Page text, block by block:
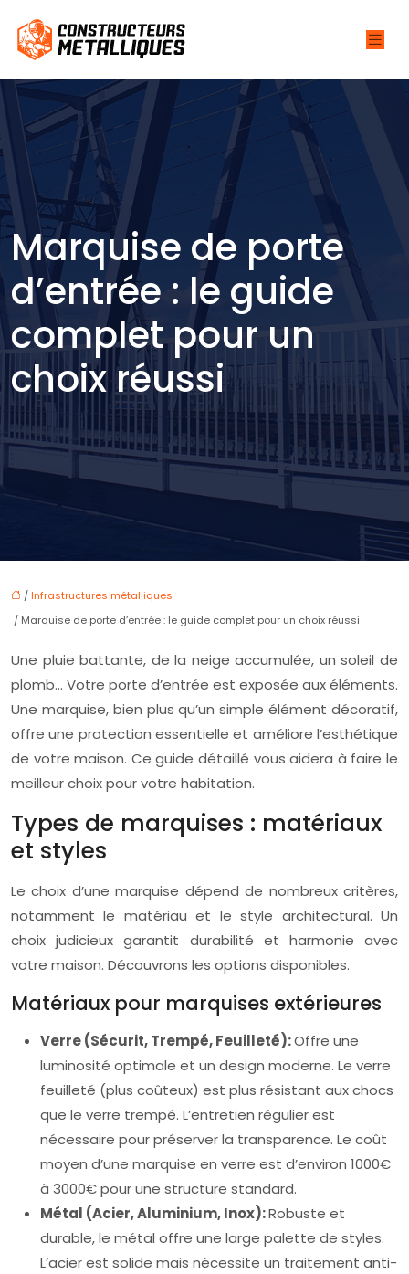
Marquise de porte
d’entrée : le guide
complet pour un
choix réussi
/ Infrastructures métalliques
/ Marquise de porte d’entrée : le guide complet pour un choix réussi
Une pluie battante, de la neige accumulée, un soleil de
plomb… Votre porte d’entrée est exposée aux éléments.
Une marquise, bien plus qu’un simple élément décoratif,
offre une protection essentielle et améliore l’esthétique
de votre maison. Ce guide détaillé vous aidera à faire le
meilleur choix pour votre habitation.
Types de marquises : matériaux
et styles
Le choix d’une marquise dépend de nombreux critères,
notamment le matériau et le style architectural. Un
choix judicieux garantit durabilité et harmonie avec
votre maison. Découvrons les options disponibles.
Matériaux pour marquises extérieures
Verre (Sécurit, Trempé, Feuilleté):Offre une
luminosité optimale et un design moderne. Le verre
feuilleté (plus coûteux) est plus résistant aux chocs
que le verre trempé. L’entretien régulier est
nécessaire pour préserver la transparence. Le coût
moyen d’une marquise en verre est d’environ 1000€
à 3000€ pour une structure standard.
Métal (Acier, Aluminium, Inox):Robuste et
durable, le métal offre une large palette de styles.
L’acier est solide mais nécessite un traitement anti-